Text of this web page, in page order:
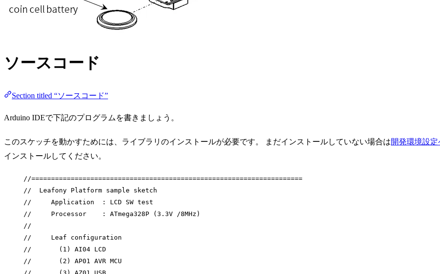
ソースコード
Section titled “ソースコード”
Arduino IDEで下記のプログラムを書きましょう。
このスケッチを動かすためには、ライブラリのインストールが必要です。 まだインストールしていない場合は開発環境設定
インストールしてください。
//=====================================================================
//  Leafony Platform sample sketch
//     Application  : LCD SW test
//     Processor    : ATmega328P (3.3V /8MHz)
//
//     Leaf configuration
//       (1) AI04 LCD
//       (2) AP01 AVR MCU